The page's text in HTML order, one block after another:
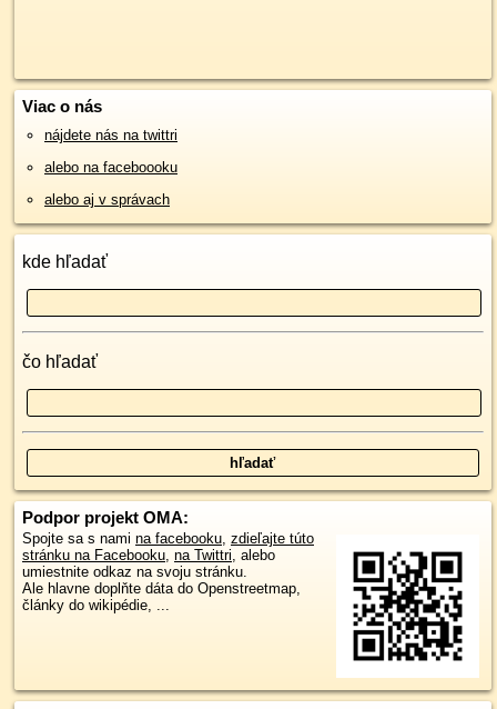
Viac o nás
nájdete nás na twittri
alebo na faceboooku
alebo aj v správach
kde hľadať
čo hľadať
Podpor projekt OMA:
Spojte sa s nami na facebooku, zdieľajte túto
stránku na Facebooku, na Twittri, alebo
umiestnite odkaz na svoju stránku.
Ale hlavne doplňte dáta do Openstreetmap,
články do wikipédie, ...